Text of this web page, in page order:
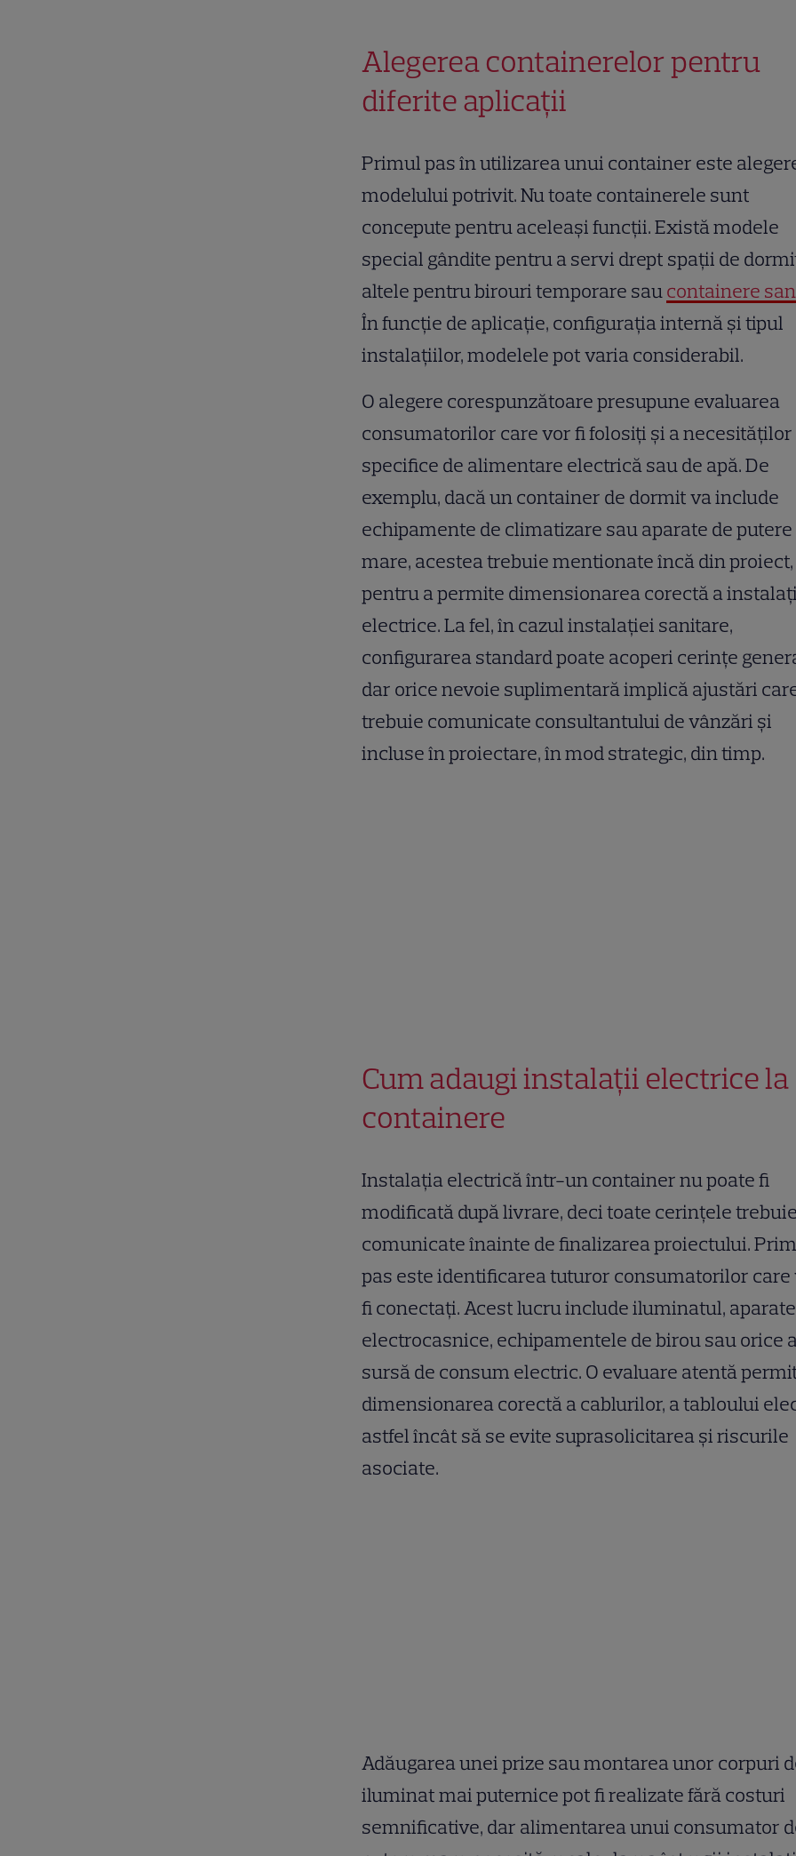
Alegerea containerelor pentru
diferite aplicații
Primul pas în utilizarea unui container este
modelului potrivit. Nu toate containerele sunt
concepute pentru aceleași funcții. Există modele
special gândite pentru a servi drept spații de
altele pentru birouri temporare saucontainere
În funcție de aplicație, configurația internă și tipul
instalațiilor, modelele pot varia considerabil.
O alegere corespunzătoare presupune evaluarea
consumatorilor care vor fi folosiți și a necesităților
specifice de alimentare electrică sau de apă. De
exemplu, dacă un container de dormit va include
echipamente de climatizare sau aparate de putere
mare, acestea trebuie mentionate încă din proiect,
pentru a permite dimensionarea corectă a
electrice. La fel, în cazul instalației sanitare,
configurarea standard poate acoperi cerințe
dar orice nevoie suplimentară implică ajustări
trebuie comunicate consultantului de vânzări și
incluse în proiectare, în mod strategic, din timp.
Cum adaugi instalații electrice la
containere
Instalația electrică într-un container nu poate fi
modificată după livrare, deci toate cerințele
comunicate înainte de finalizarea proiectului.
pas este identificarea tuturor consumatorilor care
fi conectați. Acest lucru include iluminatul,
electrocasnice, echipamentele de birou sau orice
sursă de consum electric. O evaluare atentă
dimensionarea corectă a cablurilor, a tabloului
astfel încât să se evite suprasolicitarea și riscurile
asociate.
Adăugarea unei prize sau montarea unor corpuri
iluminat mai puternice pot fi realizate fără costuri
semnificative, dar alimentarea unui consumator